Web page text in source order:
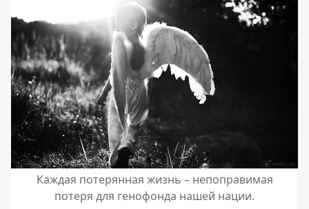
Каждая потерянная жизнь – непоправимая
потеря для генофонда нашей нации.